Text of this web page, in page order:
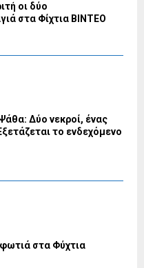
οι δύο
στα Φίχτια ΒΙΝΤΕΟ
Δύο νεκροί, ένας
το ενδεχόμενο
φωτιά στα Φύχτια